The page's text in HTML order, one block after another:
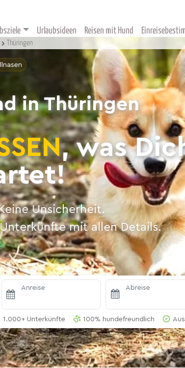
Urlaubsideen Reisen mit Hund
Thüringen
in Thüringen
, was
Unsicherheit.
mit allen Details.
Anreise Abreise
1.000+ Unterkünfte 100% hundefreundlich